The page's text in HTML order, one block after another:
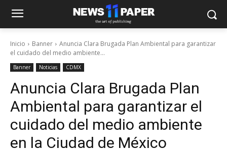
Inicio Banner
Anuncia Clara Brugada Plan Ambiental para garantizar
el cuidado del medio ambiente...
Banner Noticias CDMX
Anuncia Clara Brugada Plan
Ambiental para garantizar el
cuidado del medio ambiente
en la Ciudad de México